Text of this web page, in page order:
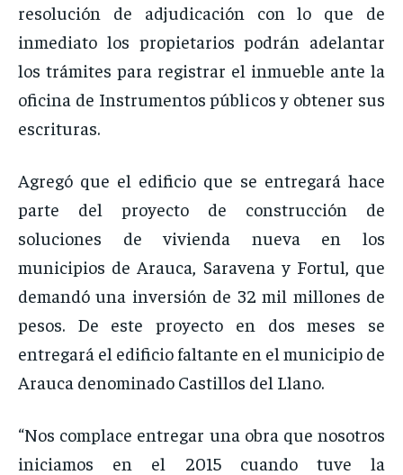
resolución de adjudicación con lo que de
inmediato los propietarios podrán adelantar
los trámites para registrar el inmueble ante la
oficina de Instrumentos públicos y obtener sus
escrituras.
Agregó que el edificio que se entregará hace
parte del proyecto de construcción de
soluciones de vivienda nueva en los
municipios de Arauca, Saravena y Fortul, que
demandó una inversión de 32 mil millones de
pesos. De este proyecto en dos meses se
entregará el edificio faltante en el municipio de
Arauca denominado Castillos del Llano.
“Nos complace entregar una obra que nosotros
iniciamos en el 2015 cuando tuve la